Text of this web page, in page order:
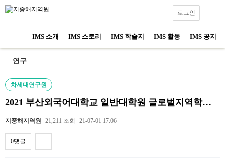
IMS 소개 IMS 스토리 IMS 학술지 IMS 활동 IMS 공지
로그인
연구
차세대연구원
2021 부산외국어대학교 일반대학원 글로벌지역학과 학술…
지중해지역원 21,211 조회 21-07-01 17:06
0댓글